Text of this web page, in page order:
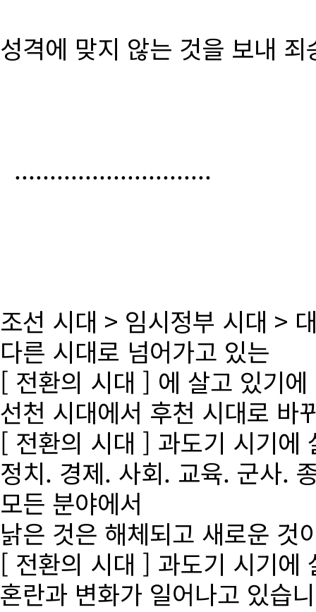
성격에 맞지 않는 것을 보내
............................
조선 시대 > 임시정부 시대 >
다른 시대로 넘어가고 있는
[ 전환의 시대 ] 에 살고 있기에
선천 시대에서 후천 시대로 바
[ 전환의 시대 ] 과도기 시기에
정치. 경제. 사회. 교육. 군사.
모든 분야에서
낡은 것은 해체되고 새로운 것
[ 전환의 시대 ] 과도기 시기에
혼란과 변화가 일어나고 있습